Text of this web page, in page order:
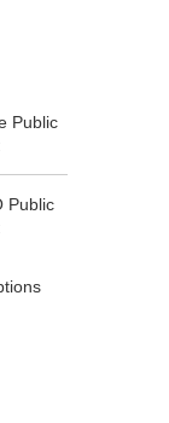
Public
Public